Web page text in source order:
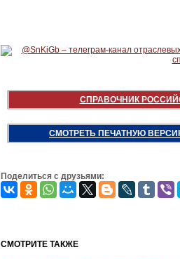
СПРАВОЧНИК
СМОТРЕТЬ ПЕЧАТНУЮ
Поделиться с друзьями:
CМОТРИТЕ ТАКЖЕ